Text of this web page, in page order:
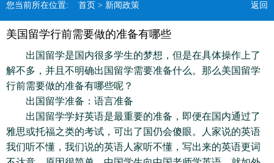
您当前所在位置: 首页 > 新闻政策 返回
美国留学行前需要做的准备有哪些
出国留学是国内很多学生的梦想，但是在具体操作上了
解不多，并且不明确出国留学需要准备什么。那么美国留学
行前需要做的准备有哪些呢？
出国留学准备：语言准备
出国留学学好英语是最重要的准备，即便在国内通过了
雅思或托福之类的考试，可出了国仍会傻眼。人家说的英语
我们听不懂，我们说的英语人家听不懂，写出来的英语更词